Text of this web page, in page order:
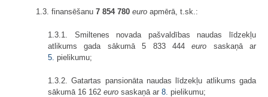
1.3. finansēšanu 7 854 780 euro apmērā, t.sk.:
1.3.1. Smiltenes novada pašvaldības naudas līdzekļu
atlikums gada sākumā 5 833 444euro saskaņā ar
5. pielikumu;
1.3.2. Gatartas pansionāta naudas līdzekļu atlikums gada
sākumā 16 162 euro saskaņā ar 8. pielikumu;